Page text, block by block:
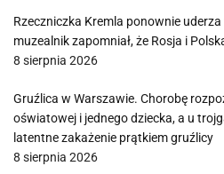
Rzeczniczka Kremla ponownie uderza
muzealnik zapomniał, że Rosja i
8 sierpnia 2026
Gruźlica w Warszawie. Chorobę
oświatowej i jednego dziecka, a u
latentne zakażenie prątkiem gruźlicy
8 sierpnia 2026